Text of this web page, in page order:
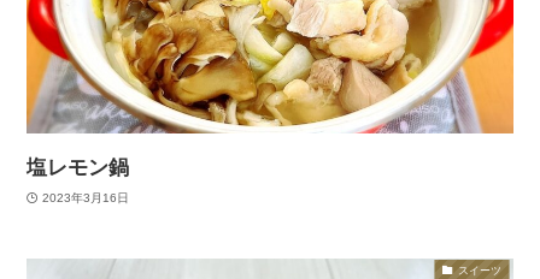
塩レモン鍋
2023年3月16日
スイーツ